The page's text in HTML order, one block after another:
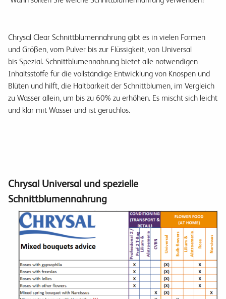
Chrysal Clear Schnittblumennahrung gibt es in vielen Formen
und Größen, vom Pulver bis zur Flüssigkeit, von Universal
bis Spezial. Schnittblumennahrung bietet alle notwendigen
Inhaltsstoffe für die vollständige Entwicklung von Knospen und
Blüten und hilft, die Haltbarkeit der Schnittblumen, im Vergleich
zu Wasser allein, um bis zu 60% zu erhöhen. Es mischt sich leicht
und klar mit Wasser und ist geruchlos.
Chrysal Universal und spezielle
Schnittblumennahrung